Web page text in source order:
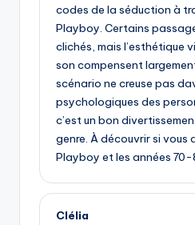
codes de la séduction à
Playboy. Certains
clichés, mais l’esthétique
son compensent
scénario ne creuse pas
psychologiques des
c’est un bon
genre. À découvrir si vous
Playboy et les années 70-
Clélia